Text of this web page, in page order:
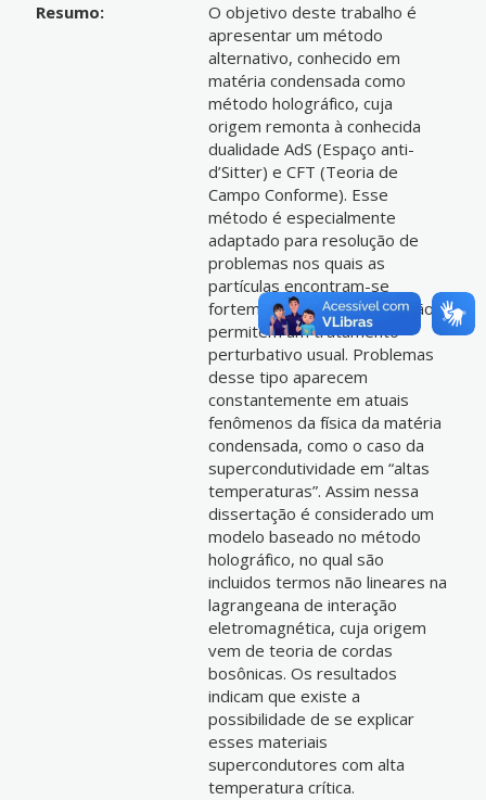
Resumo:
O objetivo deste trabalho é
apresentar um método
alternativo, conhecido em
matéria condensada como
método holográfico, cuja
origem remonta à conhecida
dualidade AdS (Espaço anti-
d’Sitter) e CFT (Teoria de
Campo Conforme). Esse
método é especialmente
adaptado para resolução de
problemas nos quais as
partículas encontram-se
fortemente ligadas, e que não
permitem um tratamento
perturbativo usual. Problemas
desse tipo aparecem
constantemente em atuais
fenômenos da física da matéria
condensada, como o caso da
supercondutividade em “altas
temperaturas”. Assim nessa
dissertação é considerado um
modelo baseado no método
holográfico, no qual são
incluidos termos não lineares na
lagrangeana de interação
eletromagnética, cuja origem
vem de teoria de cordas
bosônicas. Os resultados
indicam que existe a
possibilidade de se explicar
esses materiais
supercondutores com alta
temperatura crítica.